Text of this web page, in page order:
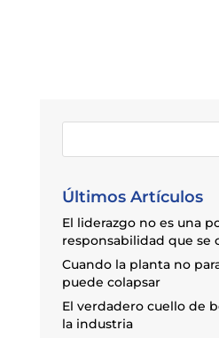
Últimos Artículos
El liderazgo no es una
responsabilidad que se
Cuando la planta no
puede colapsar
El verdadero cuello de
la industria